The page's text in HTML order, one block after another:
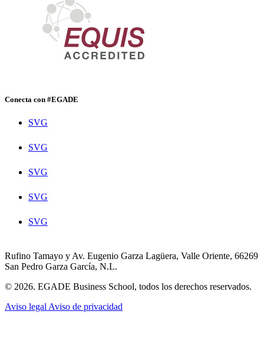
Conecta con #EGADE
SVG
SVG
SVG
SVG
SVG
Rufino Tamayo y Av. Eugenio Garza Lagüera, Valle Oriente, 66269
San Pedro Garza García, N.L.
© 2026. EGADE Business School, todos los derechos reservados.
Aviso legal Aviso de privacidad